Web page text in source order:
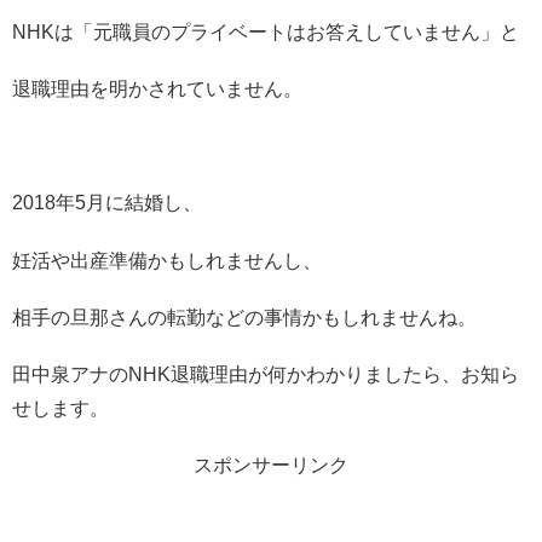
NHKは「元職員のプライベートはお答えしていません」と
退職理由を明かされていません。
2018年5月に結婚し、
妊活や出産準備かもしれませんし、
相手の旦那さんの転勤などの事情かもしれませんね。
田中泉アナのNHK退職理由が何かわかりましたら、お知ら
せします。
スポンサーリンク